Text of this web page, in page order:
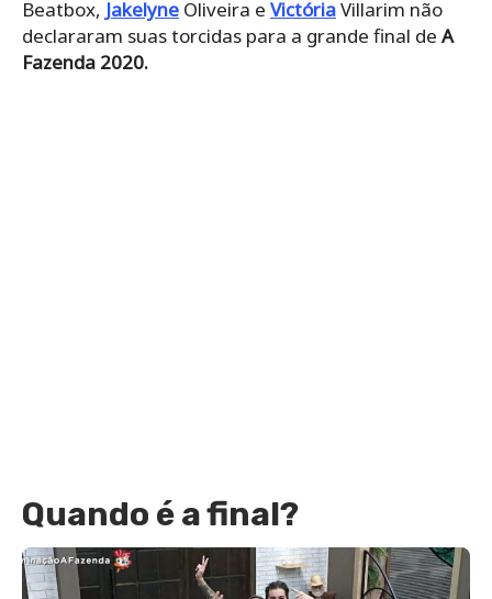
Beatbox, Jakelyne Oliveira e VictóriaVillarim não
declararam suas torcidas para a grande final de A
Fazenda 2020.
Quando é a final?